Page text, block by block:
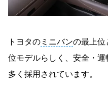
トヨタの ミニバンの最上位
位モデルらしく、安全・
多く採用されています。